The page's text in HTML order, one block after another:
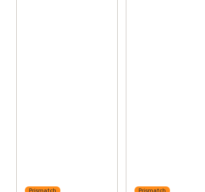
Prismatch Prismatch